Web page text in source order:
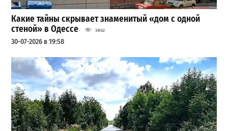
Какие тайны скрывает знаменитый «дом с одной
стеной» в Одессе
34142
30-07-2026 в 19:58